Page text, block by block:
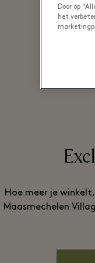
Hoe meer je
Maasmechelen
Door op
het